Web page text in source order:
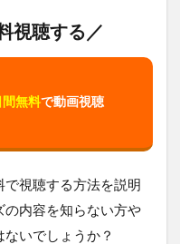
視聴する／
間無料で動画視聴
視聴する方法を説明
の内容を知らない方や
いでしょうか？